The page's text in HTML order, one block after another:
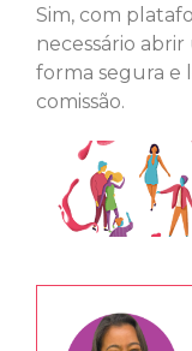
Sim, com
necessário
forma segura e
comissão.